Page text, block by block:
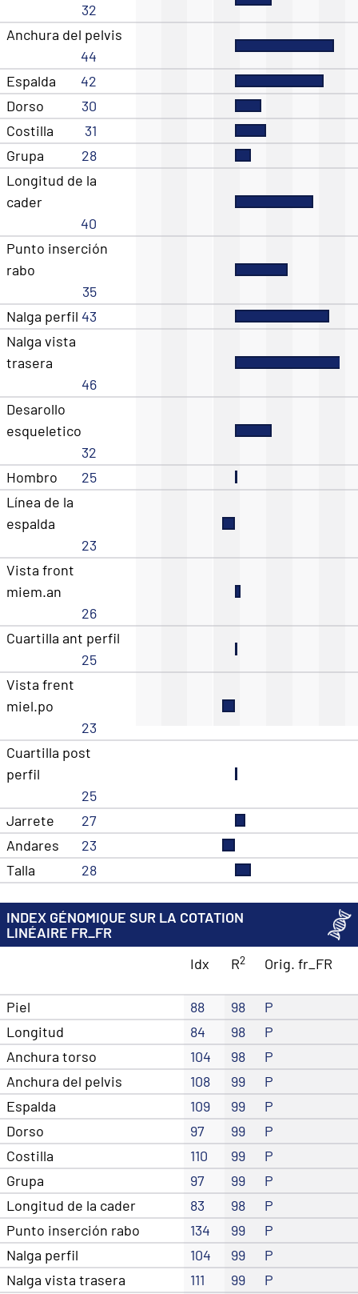
32
Anchura del pelvis
44
Espalda
42
Dorso
30
Costilla
31
Grupa
28
Longitud de la
cader
40
Punto inserción
rabo
35
Nalga perfil 43
Nalga vista
trasera
46
Desarollo
esqueletico
32
Hombro
25
Línea de la
espalda
23
Vista front
miem.an
26
Cuartilla ant perfil
25
Vista frent
miel.po
23
Cuartilla post
perfil
25
Jarrete
27
Andares
23
Talla
28
INDEX GÉNOMIQUE SUR LA COTATION
LINÉAIRE FR_FR
Idx
R2 Orig. fr_FR
Piel 88 98
P
Longitud
84 98
P
Anchura torso
104 98
P
Anchura del pelvis
108 99
P
Espalda
109 99
P
Dorso
97 99
P
Costilla
110 99
P
Grupa
97 99
P
Longitud de la cader
83 98
P
Punto inserción rabo
134 99
P
Nalga perfil
104 99
P
Nalga vista trasera
111 99 P